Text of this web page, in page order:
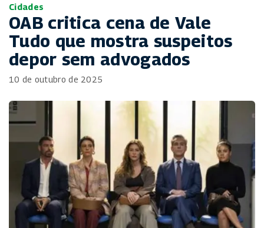
Cidades
OAB critica cena de Vale
Tudo que mostra suspeitos
depor sem advogados
10 de outubro de 2025